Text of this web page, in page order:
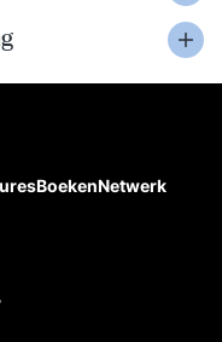
BoekenNetwerk